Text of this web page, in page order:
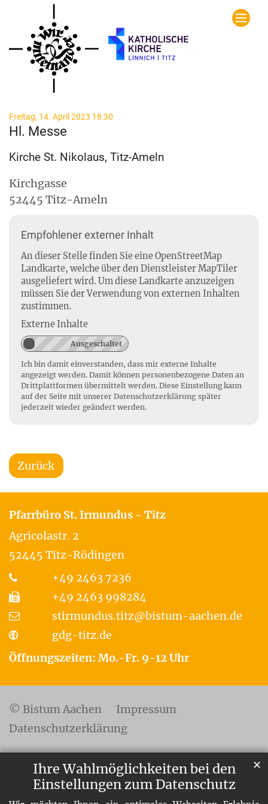
Ihre Wahlmöglichkeiten bei den
Einstellungen zum Datenschutz
✕
Zum Inhalt springen
Freitag, 14. April 2023 18:30
Hl. Messe
Kirche St. Nikolaus, Titz-Ameln
Kirchgasse
52445 Titz-Ameln
Empfohlener externer Inhalt
An dieser Stelle finden Sie eine OpenStreetMap
Landkarte, welche über den Dienstleister MapTiler
ausgeliefert wird. Um diese Landkarte anzuzeigen
müssen Sie der Verwendung von externen Inhalten
zustimmen.
Externe Inhalte
Ich bin damit einverstanden, dass mir externe Inhalte
angezeigt werden. Damit können personenbezogene Daten an
Drittplattformen übermittelt werden. Diese Einstellung kann
auf der Seite mit unserer Datenschutzerklärung später
jederzeit wieder geändert werden.
Zurück
Pfarrbüro St. Irmundus - Titz
Agricolastr. 2
52445 Titz-Rödingen
+49 2463 7236
+49 2463 998284
stirmundus.titz@bistum-aachen.de
gdg-titz.de
Öffnungszeiten: Mo.-Fr. 9-12 Uhr
© Bistum Aachen
Impressum
Datenschutzerklärung